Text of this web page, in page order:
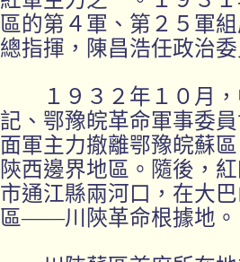
區的第４軍、第２５軍
總指揮，陳昌浩任政治
１９３２年１０月，
記、鄂豫皖革命軍事委
面軍主力撤離鄂豫皖蘇
陝西邊界地區。隨後，
市通江縣兩河口，在大
區——川陝革命根據地。